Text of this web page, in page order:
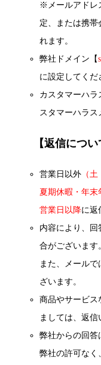
※メールアドレ
定、または携帯
れます。
弊社ドメイン【
に設定してくだ
カスタマーハラ
スタマーハラス
【返信につい
営業日以外 （
夏期休暇・年末
営業日以降に返
内容により、
合がございます
また、メール
ざいます。
商品やサービス
ましては、返信
弊社からの回答
弊社の許可なく